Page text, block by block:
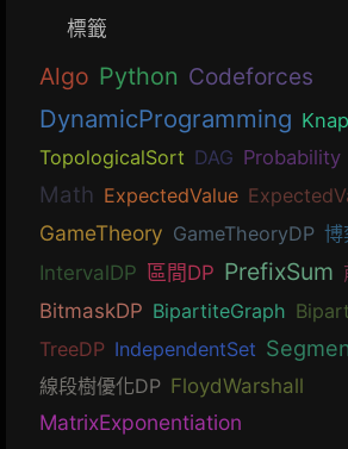
標籤
Algo Python Codeforces
DynamicProgramming
TopologicalSort DAG Probability
Math ExpectedValue
GameTheory GameTheoryDP 博
IntervalDP 區間DP PrefixSum
BitmaskDP BipartiteGraph
TreeDP IndependentSet
線段樹優化DP FloydWarshall
MatrixExponentiation